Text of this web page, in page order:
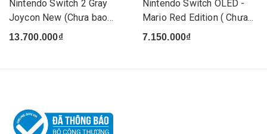
Nintendo Switch 2 Gray
Joycon New (Chưa bao
gồm...
13.700.000₫
Nintendo Switch OLED -
Mario Red Edition ( Chưa...
7.150.000₫